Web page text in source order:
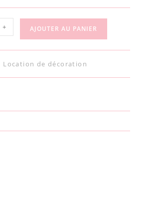
+ AJOUTER AU PANIER
Location de décoration